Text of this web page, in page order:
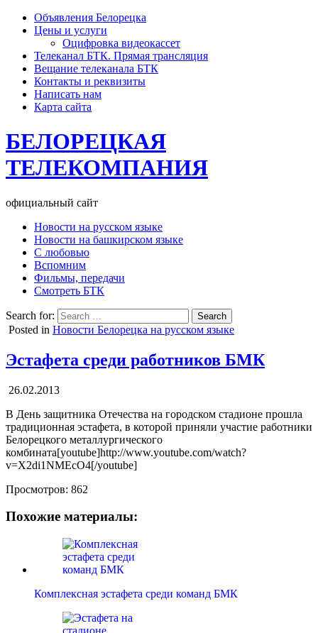
Объявления Белорецка
Цены и услуги
Оцифровка видеокассет
Телеканал БТК. Прямая трансляция
Вещание телеканала БТК
Контакты и реквизиты
Написать нам
Карта сайта
БЕЛОРЕЦКАЯ
ТЕЛЕКОМПАНИЯ
официальный сайт
Новости на русском языке
Новости на башкирском языке
С любовью
Вспомним
Фильмы, передачи
Смотреть БТК
Search for:
Posted in Новости Белорецка на русском языке
Эстафета среди работников БМК
26.02.2013
В День защитника Отечества на городском стадионе прошла
традиционная эстафета, в которой приняли участие работники
Белорецкого металлургического
комбината[youtube]http://www.youtube.com/watch?
v=X2di1NMEcO4[/youtube]
Просмотров: 862
Похожие материалы:
Комплексная эстафета среди команд БМК